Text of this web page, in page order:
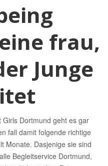
frau,
Junge
Dortmund geht es gar
fall damit folgende richtige
Monate. Dasjenige sie sind
Begleitservice Dortmund,